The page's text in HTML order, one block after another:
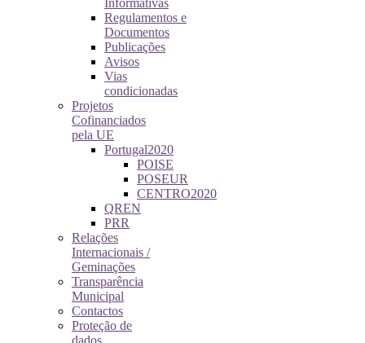
Informativas
Regulamentos e
Documentos
Publicações
Avisos
Vias
condicionadas
Projetos
Cofinanciados
pela UE
Portugal2020
POISE
POSEUR
CENTRO2020
QREN
PRR
Relações
Internacionais /
Geminações
Transparência
Municipal
Contactos
Proteção de
dados